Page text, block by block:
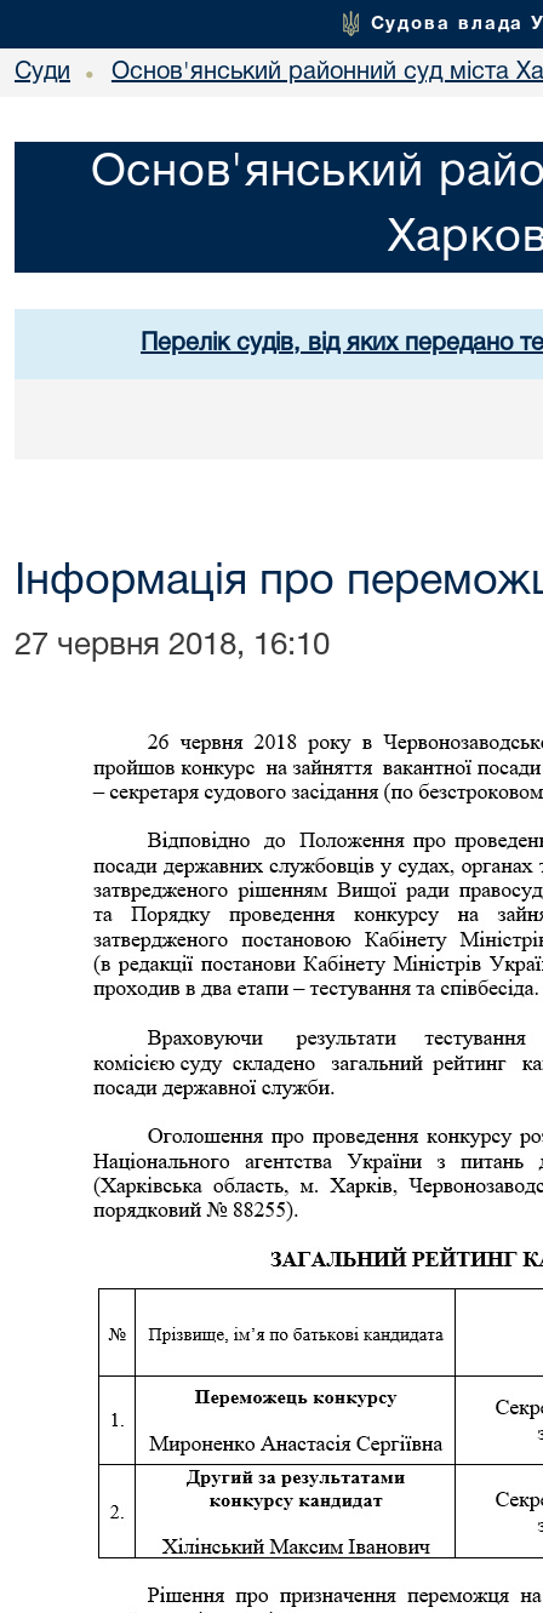
Судова влада
Суди • Основ'янський районний суд міста
Основ'янський
Перелік судів, від яких передано
Інформація про
27 червня 2018, 16:10